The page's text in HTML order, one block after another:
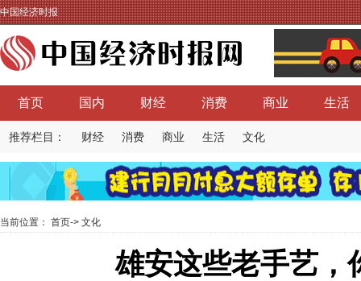
中国经济时报
首页 国内 财经 消费 商业 生活
推荐栏目： 财经 消费 商业 生活 文化
当前位置： 首页-> 文化
雄安这些老手艺，